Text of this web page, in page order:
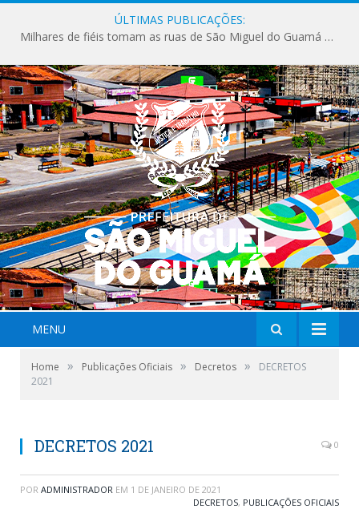
ÚLTIMAS PUBLICAÇÕES:
Milhares de fiéis tomam as ruas de São Miguel do Guamá em uma grande celebração de fé na Marcha para Jesus 2026.
MENU
Home » Publicações Oficiais » Decretos »
DECRETOS
2021
DECRETOS 2021 0
POR ADMINISTRADOR EM 1 DE JANEIRO DE 2021
DECRETOS, PUBLICAÇÕES OFICIAIS